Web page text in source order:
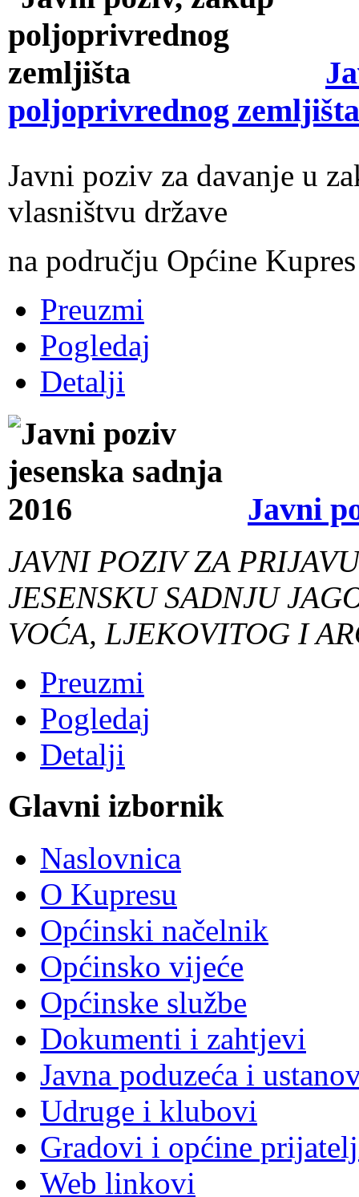
poljoprivrednog zemljišta
Javni poziv za davanje u
vlasništvu države
na području Općine Kupres
Preuzmi
Pogledaj
Detalji
Javni
JAVNI POZIV ZA
JESENSKU SADNJU
VOĆA, LJEKOVITOG I
Preuzmi
Pogledaj
Detalji
Glavni izbornik
Naslovnica
O Kupresu
Općinski načelnik
Općinsko vijeće
Općinske službe
Dokumenti i zahtjevi
Javna poduzeća i
Udruge i klubovi
Gradovi i općine
Web linkovi